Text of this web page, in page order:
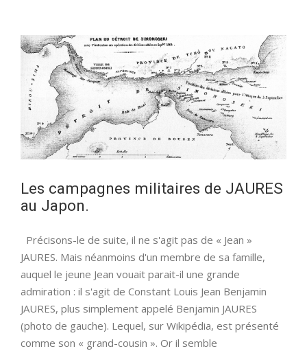
Les campagnes militaires de JAURES
au Japon.
Précisons-le de suite, il ne s'agit pas de « Jean »
JAURES. Mais néanmoins d'un membre de sa famille,
auquel le jeune Jean vouait parait-il une grande
admiration : il s'agit de Constant Louis Jean Benjamin
JAURES, plus simplement appelé Benjamin JAURES
(photo de gauche). Lequel, sur Wikipédia, est présenté
comme son « grand-cousin ». Or il semble